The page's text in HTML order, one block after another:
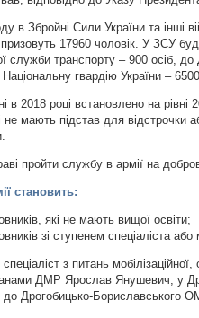
в Збройні Сили України та інші
17960 чоловік. У ЗСУ
служби транспорту – 900 осіб,
гвардію України –
в 2018 році встановлено на рівні
не мають підстав для відстрочки
пройти службу в армії на
становить:
які не мають вищої освіти;
зі ступенем спеціаліста або
з питань
ДМР Ярослав Янушевич, у
до Дрогобицько-Бориславського